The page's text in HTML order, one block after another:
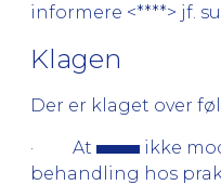
informere <****> jf.
Klagen
Der er klaget over
· At
ikke
behandling hos